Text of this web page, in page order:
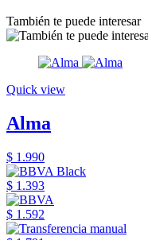
También te puede interesar
Quick view
Alma
$ 1.990
$ 1.393
$ 1.592